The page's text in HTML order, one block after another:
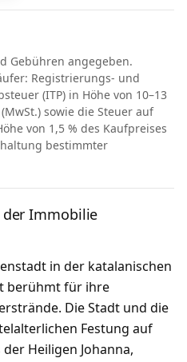
Gebühren angegeben.
Registrierungs- und
(ITP) in Höhe von 10–13
sowie die Steuer auf
von 1,5 % des Kaufpreises
bestimmter
Immobilie
in der katalanischen
berühmt für ihre
Die Stadt und die
Festung auf
Heiligen Johanna,